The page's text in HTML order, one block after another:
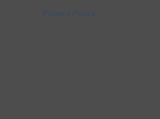
Privacy Policy